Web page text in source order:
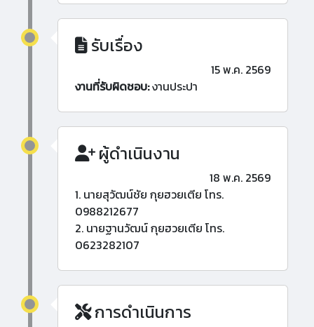
รับเรื่อง
15 พ.ค. 2569
งานที่รับผิดชอบ:งานประปา
ผู้ดำเนินงาน
18 พ.ค. 2569
1. นายสุวัฒน์ชัย กุยฮวยเตีย โทร.
0988212677
2. นายฐานวัฒน์ กุยฮวยเตีย โทร.
0623282107
การดำเนินการ